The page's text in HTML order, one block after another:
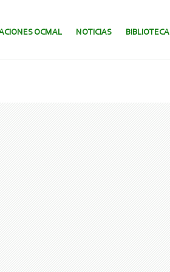
OCMAL NOTICIAS BIBLIOTECA